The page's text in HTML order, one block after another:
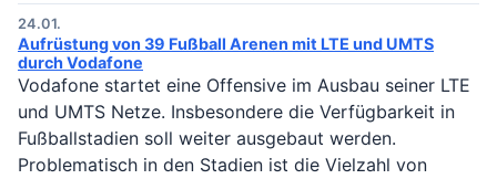
24.01.
Aufrüstung von 39 Fußball Arenen mit LTE und UMTS
durch Vodafone
Vodafone startet eine Offensive im Ausbau seiner LTE
und UMTS Netze. Insbesondere die Verfügbarkeit in
Fußballstadien soll weiter ausgebaut werden.
Problematisch in den Stadien ist die Vielzahl von